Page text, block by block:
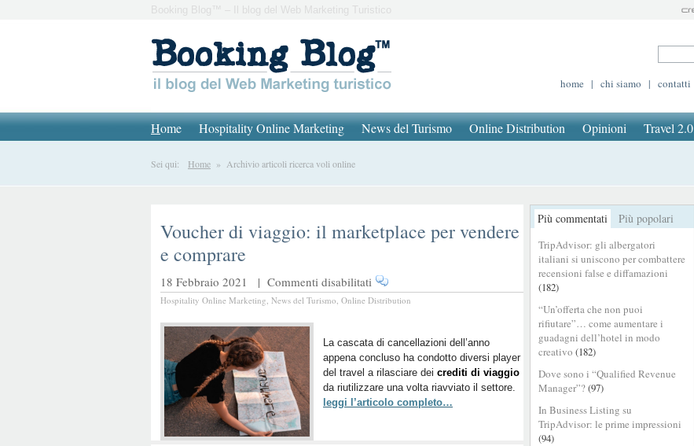
Booking Blog™ – Il blog del Web Marketing Turistico
home | chi siamo | contatti
Home Hospitality Online Marketing News del Turismo Online Distribution Opinioni Travel 2.0
Sei qui: Home » Archivio articoli ricerca voli online
Più commentati Più popolari
TripAdvisor: gli albergatori
italiani si uniscono per combattere
recensioni false e diffamazioni
(182)
“Un’offerta che non puoi
rifiutare”… come aumentare i
guadagni dell’hotel in modo
creativo (182)
Dove sono i “Qualified Revenue
Manager”?(97)
In Business Listing su
TripAdvisor: le prime impressioni
(94)
Voucher di viaggio: il marketplace per vendere
e comprare
18 Febbraio 2021 | Commenti disabilitati su
Voucher
il
marketplace
per
vendere
e
Hospitality Online Marketing, News del Turismo, Online Distribution
La cascata di cancellazioni dell’anno
appena concluso ha condotto diversi player
del travel a rilasciare dei crediti di viaggio
da riutilizzare una volta riavviato il settore.
leggi l’articolo completo…